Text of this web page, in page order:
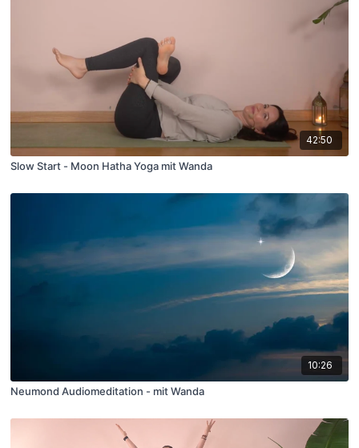
42:50
Slow Start - Moon Hatha Yoga mit Wanda
10:26
Neumond Audiomeditation - mit Wanda